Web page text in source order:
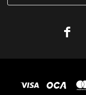
